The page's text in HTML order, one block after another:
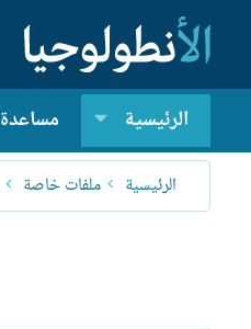
الرئيسية مساعدة
الرئيسية ملفات خاصة